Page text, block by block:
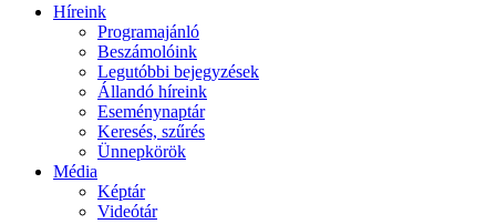
Híreink
Programajánló
Beszámolóink
Legutóbbi bejegyzések
Állandó híreink
Eseménynaptár
Keresés, szűrés
Ünnepkörök
Média
Képtár
Videótár